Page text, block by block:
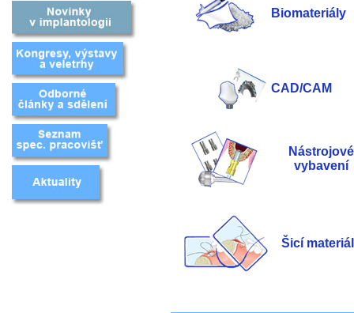
Biomateriály
CAD/CAM
Nástrojové
vybavení
Šicí